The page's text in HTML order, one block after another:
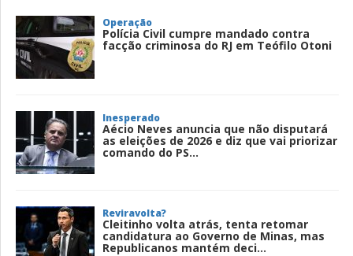
Operação
Polícia Civil cumpre mandado contra
facção criminosa do RJ em Teófilo Otoni
Inesperado
Aécio Neves anuncia que não disputará
as eleições de 2026 e diz que vai priorizar
comando do PS...
Reviravolta?
Cleitinho volta atrás, tenta retomar
candidatura ao Governo de Minas, mas
Republicanos mantém deci...